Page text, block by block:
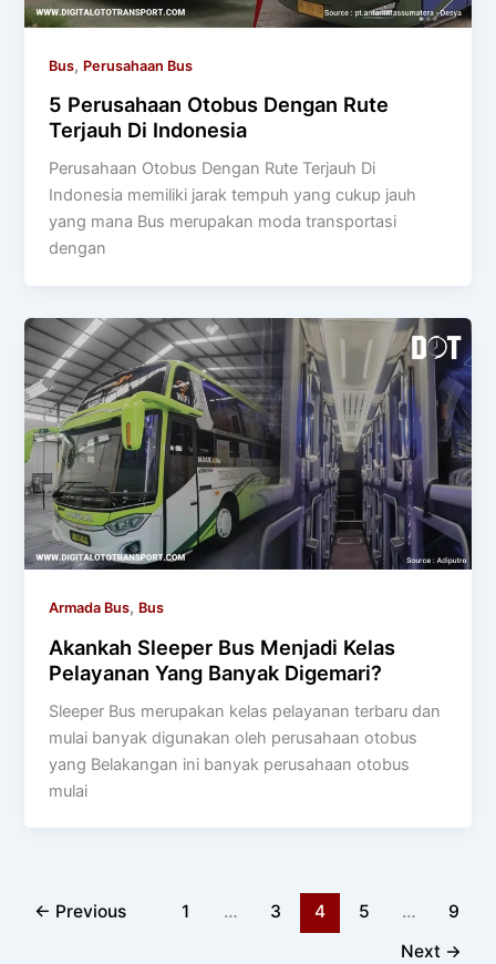
Bus, Perusahaan Bus
5 Perusahaan Otobus Dengan Rute
Terjauh Di Indonesia
Perusahaan Otobus Dengan Rute Terjauh Di
Indonesia memiliki jarak tempuh yang cukup jauh
yang mana Bus merupakan moda transportasi
dengan
Armada Bus, Bus
Akankah Sleeper Bus Menjadi Kelas
Pelayanan Yang Banyak Digemari?
Sleeper Bus merupakan kelas pelayanan terbaru dan
mulai banyak digunakan oleh perusahaan otobus
yang Belakangan ini banyak perusahaan otobus
mulai
← Previous 1 … 3 4 5 …
9
Next →